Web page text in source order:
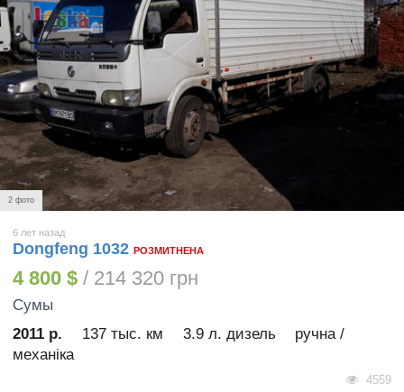
2 фото
6 лет назад
Dongfeng 1032 РОЗМИТНЕНА
4 800 $ / 214 320 грн
Сумы
2011 р.
137 тыс. км 3.9 л. дизель
ручна /
механіка
4559